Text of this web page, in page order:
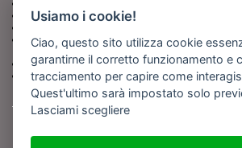
Fai pubblicità con noi
Iscriviti al nostro corso di
giornalismo
Compra i nostri libri
Entra in Barinedita Map
Copyright BARIREPORT s.a.s. All rights reserved -
Usiamo i cookie!
Ciao, questo sito utilizza cookie
garantirne il corretto funzionamento e
tracciamento per capire come
Quest'ultimo sarà impostato solo
Lasciami scegliere